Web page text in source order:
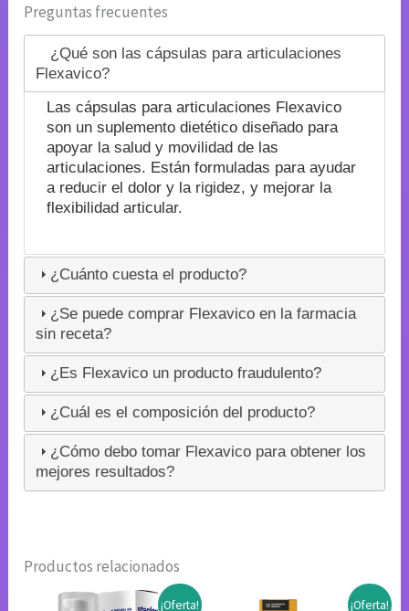
Preguntas frecuentes
¿Qué son las cápsulas para articulaciones
Flexavico?
Las cápsulas para articulaciones Flexavico
son un suplemento dietético diseñado para
apoyar la salud y movilidad de las
articulaciones. Están formuladas para ayudar
a reducir el dolor y la rigidez, y mejorar la
flexibilidad articular.
¿Cuánto cuesta el producto?
¿Se puede comprar Flexavico en la farmacia
sin receta?
¿Es Flexavico un producto fraudulento?
¿Cuál es el composición del producto?
¿Cómo debo tomar Flexavico para obtener los
mejores resultados?
Productos relacionados
¡Oferta! ¡Oferta!